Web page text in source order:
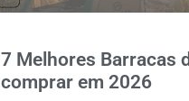
7 Melhores Barracas
comprar em 2026